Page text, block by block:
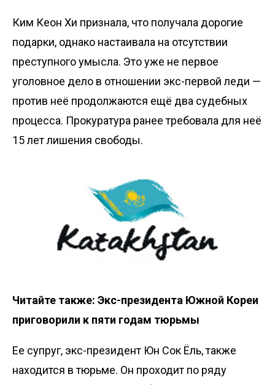
Ким Кеон Хи признала, что получала дорогие
подарки, однако настаивала на отсутствии
преступного умысла. Это уже не первое
уголовное дело в отношении экс-первой леди —
против неё продолжаются ещё два судебных
процесса. Прокуратура ранее требовала для неё
15 лет лишения свободы.
Читайте также: Экс-президента Южной Кореи
приговорили к пяти годам тюрьмы
Ее супруг, экс-президент Юн Сок Ёль, также
находится в тюрьме. Он проходит по ряду